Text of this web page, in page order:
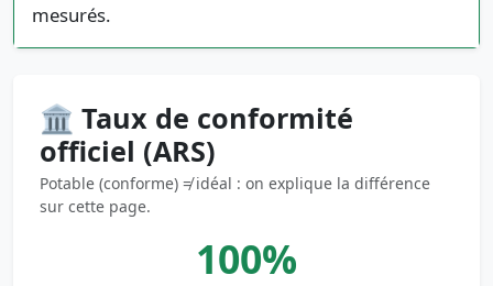
mesurés.
🏛️ Taux de conformité
officiel (ARS)
Potable (conforme) ≠ idéal : on explique la différence
sur cette page.
100%